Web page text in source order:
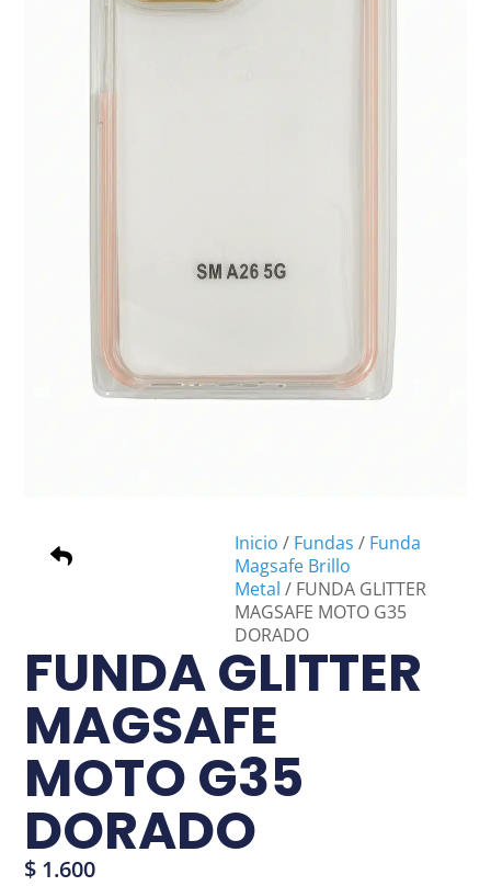
Inicio / Fundas / Funda
Magsafe Brillo
Metal / FUNDA GLITTER
MAGSAFE MOTO G35
DORADO
FUNDA GLITTER
MAGSAFE
MOTO G35
DORADO
$ 1.600
NO armes tu
carrito si no estás
logueado, no
podrás realizar tu
compra. Pulsa
aceptar para